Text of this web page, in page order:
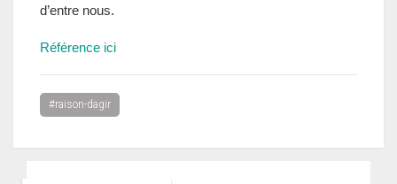
d’entre nous.
Référence ici
#raison-dagir